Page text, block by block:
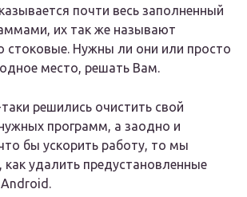
почти весь заполненный
их так же называют
стоковые. Нужны ли они или просто
место, решать Вам.
решились очистить свой
программ, а заодно и
бы ускорить работу, то мы
удалить предустановленные